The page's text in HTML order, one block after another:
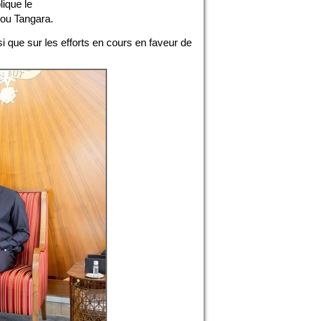
le
Tangara.
que sur les efforts en cours en faveur de